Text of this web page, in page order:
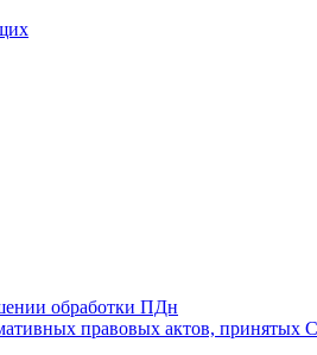
обработки ПДн
правовых актов, принятых